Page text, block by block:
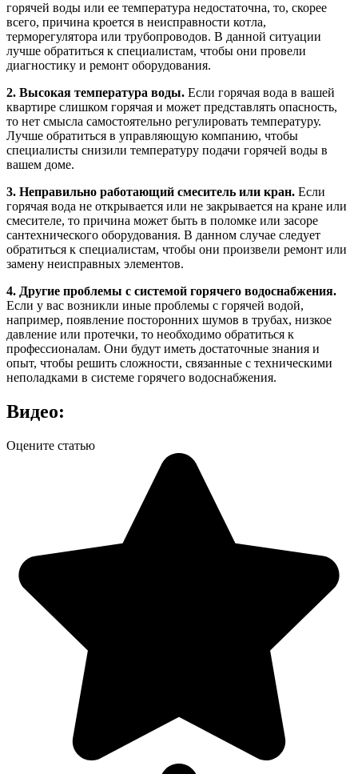
горячей воды или ее температура недостаточна, то, скорее
всего, причина кроется в неисправности котла,
терморегулятора или трубопроводов. В данной ситуации
лучше обратиться к специалистам, чтобы они провели
диагностику и ремонт оборудования.
2. Высокая температура воды. Если горячая вода в вашей
квартире слишком горячая и может представлять опасность,
то нет смысла самостоятельно регулировать температуру.
Лучше обратиться в управляющую компанию, чтобы
специалисты снизили температуру подачи горячей воды в
вашем доме.
3. Неправильно работающий смеситель или кран. Если
горячая вода не открывается или не закрывается на кране или
смесителе, то причина может быть в поломке или засоре
сантехнического оборудования. В данном случае следует
обратиться к специалистам, чтобы они произвели ремонт или
замену неисправных элементов.
4. Другие проблемы с системой горячего водоснабжения.
Если у вас возникли иные проблемы с горячей водой,
например, появление посторонних шумов в трубах, низкое
давление или протечки, то необходимо обратиться к
профессионалам. Они будут иметь достаточные знания и
опыт, чтобы решить сложности, связанные с техническими
неполадками в системе горячего водоснабжения.
Видео:
Оцените статью